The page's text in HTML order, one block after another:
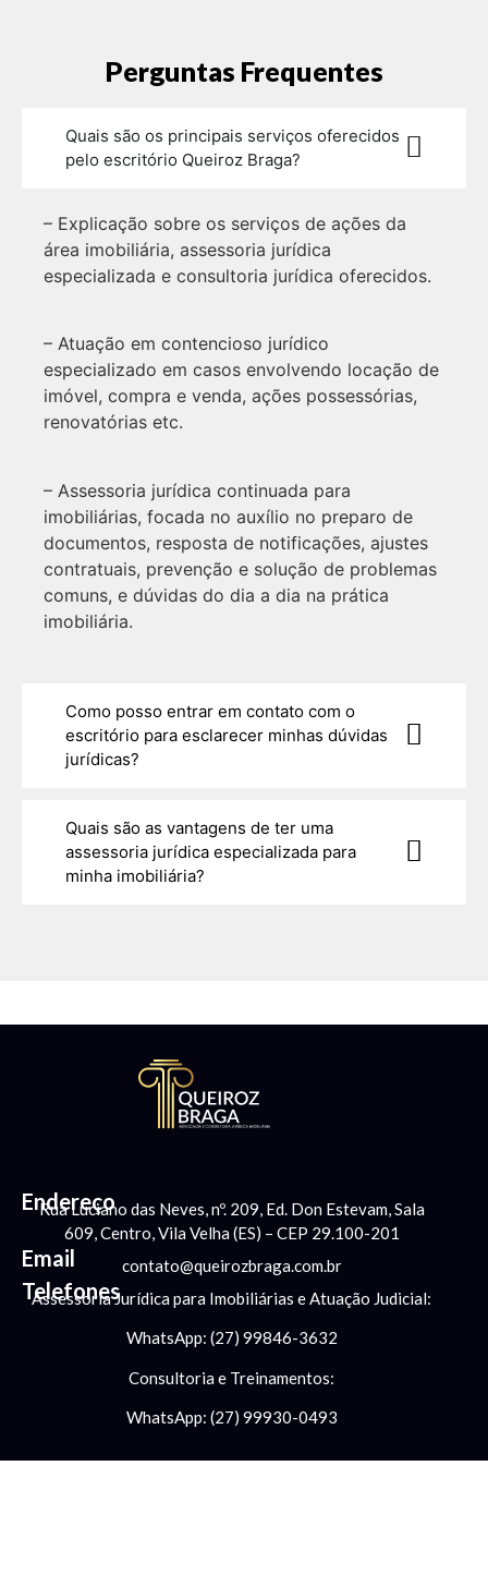
Perguntas Frequentes
Quais são os principais serviços oferecidos
pelo escritório Queiroz Braga?
– Explicação sobre os serviços de ações da
área imobiliária, assessoria jurídica
especializada e consultoria jurídica oferecidos.
– Atuação em contencioso jurídico
especializado em casos envolvendo locação de
imóvel, compra e venda, ações possessórias,
renovatórias etc.
– Assessoria jurídica continuada para
imobiliárias, focada no auxílio no preparo de
documentos, resposta de notificações, ajustes
contratuais, prevenção e solução de problemas
comuns, e dúvidas do dia a dia na prática
imobiliária.
Como posso entrar em contato com o
escritório para esclarecer minhas dúvidas
jurídicas?
Quais são as vantagens de ter uma
assessoria jurídica especializada para
minha imobiliária?
Endereço
Rua Luciano das Neves, nº. 209, Ed. Don Estevam, Sala
609, Centro, Vila Velha (ES) – CEP 29.100-201
Email contato@queirozbraga.com.br
Telefones
Assessoria Jurídica para Imobiliárias e Atuação Judicial:
WhatsApp: (27) 99846-3632
Consultoria e Treinamentos:
WhatsApp: (27) 99930-0493